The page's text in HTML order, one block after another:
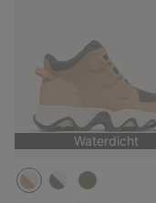
Waterdicht